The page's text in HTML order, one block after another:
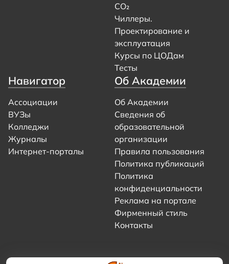
CO₂
Чиллеры.
Проектирование и
эксплуатация
Курсы по ЦОДам
Тесты
Навигатор
Ассоциации
ВУЗы
Колледжи
Журналы
Интернет-порталы
Об Академии
Об Академии
Сведения об
образовательной
организации
Правила пользования
Политика публикаций
Политика
конфиденциальности
Реклама на портале
Фирменный стиль
Контакты